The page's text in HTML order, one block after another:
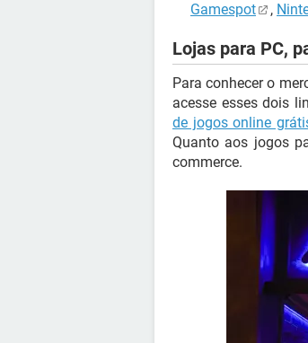
Gamespot
,
Lojas para PC,
Para conhecer o
acesse esses dois
de jogos online
Quanto aos jogos
commerce.